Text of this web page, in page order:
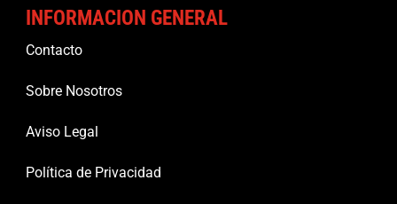
INFORMACION GENERAL
Contacto
Sobre Nosotros
Aviso Legal
Política de Privacidad